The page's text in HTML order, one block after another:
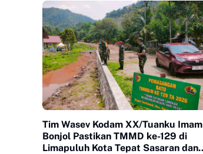
Tim Wasev Kodam XX/Tuanku Imam
Bonjol Pastikan TMMD ke-129 di
Limapuluh Kota Tepat Sasaran dan